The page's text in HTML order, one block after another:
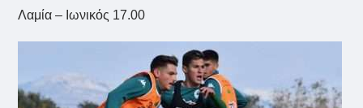
Λαμία – Ιωνικός 17.00